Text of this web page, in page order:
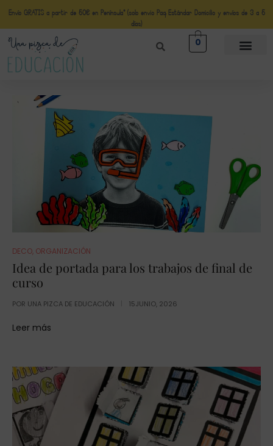
Envío GRATIS a partir de 50€ en Península* (solo envio Paq Estándar Domicilio y envíos de 3 a 5
días)
0
DECO, ORGANIZACIÓN
Idea de portada para los trabajos de final de
curso
POR UNA PIZCA DE EDUCACIÓN 15JUNIO, 2026
Leer más